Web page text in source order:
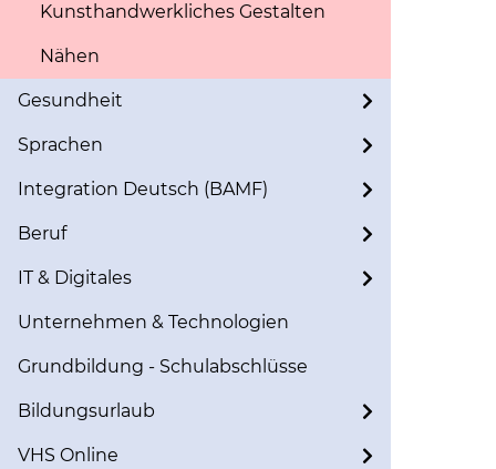
Kunsthandwerkliches Gestalten
Nähen
Gesundheit
Sprachen
Integration Deutsch (BAMF)
Beruf
IT & Digitales
Unternehmen & Technologien
Grundbildung - Schulabschlüsse
Bildungsurlaub
VHS Online